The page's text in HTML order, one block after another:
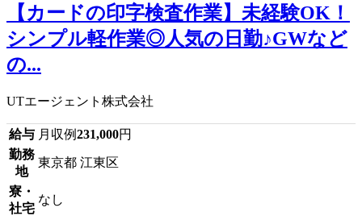
【カードの印字検査作業】未経験OK！
シンプル軽作業◎人気の日勤♪GWなど
の...
UTエージェント株式会社
給与 月収例231,000円
勤務
地
東京都 江東区
寮・
社宅
なし